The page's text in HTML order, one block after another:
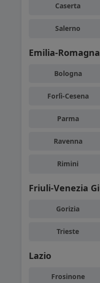
Caserta
Salerno
Emilia-Romagna
Bologna
Forlì-Cesena
Parma
Ravenna
Rimini
Friuli-Venezia
Gorizia
Trieste
Lazio
Frosinone